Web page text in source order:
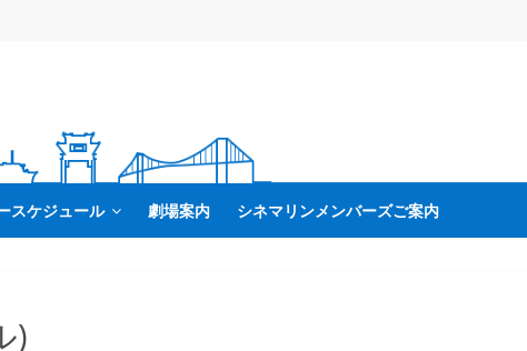
スケジュール 劇場案内 シネマリンメンバーズご案内
)